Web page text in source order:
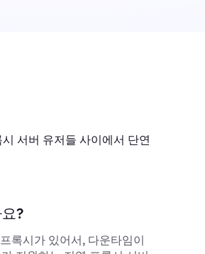
서버 유저들 사이에서 단연
?
록시가 있어서, 다운타임이